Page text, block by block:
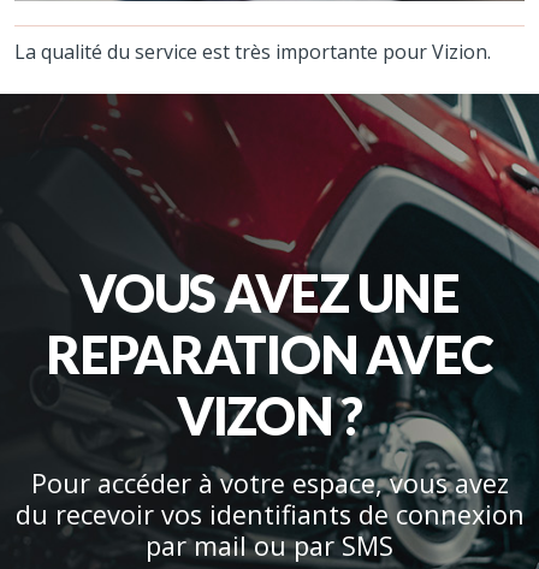
La qualité du service est très importante pour Vizion.
VOUS AVEZ UNE
REPARATION AVEC
VIZON ?
Pour accéder à votre espace, vous avez
du recevoir vos identifiants de connexion
par mail ou par SMS